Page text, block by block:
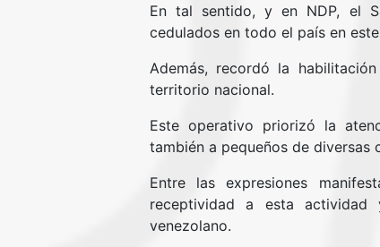
En tal sentido, y en NDP, el
cedulados en todo el país en
Además, recordó la
territorio nacional.
Este operativo priorizó la
también a pequeños de diversas
Entre las expresiones
receptividad a esta
venezolano.